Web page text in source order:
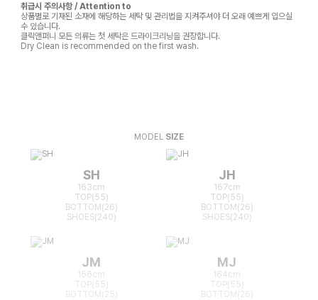
취급시 주의사항 / Attention to
상품별로 기재된 소재에 해당하는 세탁 및 관리법을 지켜주셔야 더 오래 예쁘게 입으실
수 있습니다.
클릭앤퍼니 모든 의류는 첫 세탁은 드라이크리닝을 권장합니다.
Dry Clean is recommended on the first wash.
MODEL SIZE
SH
163cm
TOP(55)
BOTTOM(26)
SHOES(240)
JH
167cm
TOP(55)
BOTTOM(26)
SHOES(240)
JM
166cm
TOP(55)
BOTTOM(25)
MJ
164cm
TOP(55)
BOTTOM(26)